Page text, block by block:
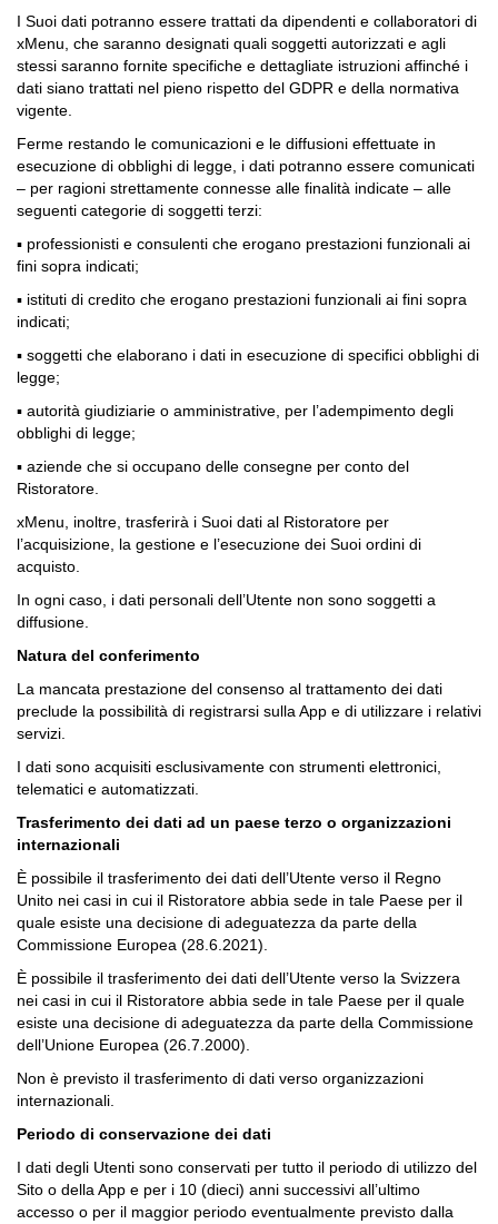
I Suoi dati potranno essere trattati da dipendenti e collaboratori di
xMenu, che saranno designati quali soggetti autorizzati e agli
stessi saranno fornite specifiche e dettagliate istruzioni affinché i
dati siano trattati nel pieno rispetto del GDPR e della normativa
vigente.
Ferme restando le comunicazioni e le diffusioni effettuate in
esecuzione di obblighi di legge, i dati potranno essere comunicati
– per ragioni strettamente connesse alle finalità indicate – alle
seguenti categorie di soggetti terzi:
▪ professionisti e consulenti che erogano prestazioni funzionali ai
fini sopra indicati;
▪ istituti di credito che erogano prestazioni funzionali ai fini sopra
indicati;
▪ soggetti che elaborano i dati in esecuzione di specifici obblighi di
legge;
▪ autorità giudiziarie o amministrative, per l’adempimento degli
obblighi di legge;
▪ aziende che si occupano delle consegne per conto del
Ristoratore.
xMenu, inoltre, trasferirà i Suoi dati al Ristoratore per
l’acquisizione, la gestione e l’esecuzione dei Suoi ordini di
acquisto.
In ogni caso, i dati personali dell’Utente non sono soggetti a
diffusione.
Natura del conferimento
La mancata prestazione del consenso al trattamento dei dati
preclude la possibilità di registrarsi sulla App e di utilizzare i relativi
servizi.
I dati sono acquisiti esclusivamente con strumenti elettronici,
telematici e automatizzati.
Trasferimento dei dati ad un paese terzo o organizzazioni
internazionali
È possibile il trasferimento dei dati dell’Utente verso il Regno
Unito nei casi in cui il Ristoratore abbia sede in tale Paese per il
quale esiste una decisione di adeguatezza da parte della
Commissione Europea (28.6.2021).
È possibile il trasferimento dei dati dell’Utente verso la Svizzera
nei casi in cui il Ristoratore abbia sede in tale Paese per il quale
esiste una decisione di adeguatezza da parte della Commissione
dell’Unione Europea (26.7.2000).
Non è previsto il trasferimento di dati verso organizzazioni
internazionali.
Periodo di conservazione dei dati
I dati degli Utenti sono conservati per tutto il periodo di utilizzo del
Sito o della App e per i 10 (dieci) anni successivi all’ultimo
accesso o per il maggior periodo eventualmente previsto dalla